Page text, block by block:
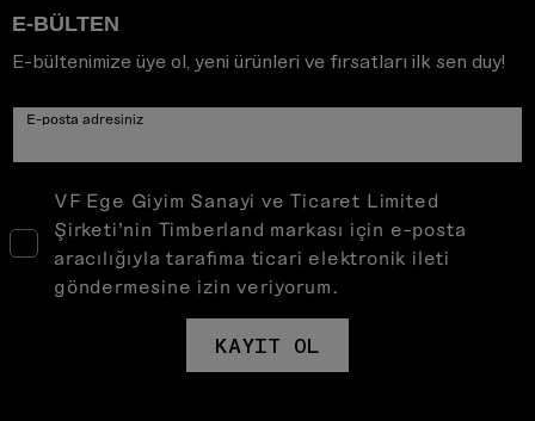
E-BÜLTEN
E-bültenimize üye ol, yeni ürünleri ve fırsatları ilk sen duy!
E-posta adresiniz
VF Ege Giyim Sanayi ve Ticaret Limited
Şirketi’nin Timberland markası için e-posta
aracılığıyla tarafıma ticari elektronik ileti
göndermesine izin veriyorum.
KAYIT OL